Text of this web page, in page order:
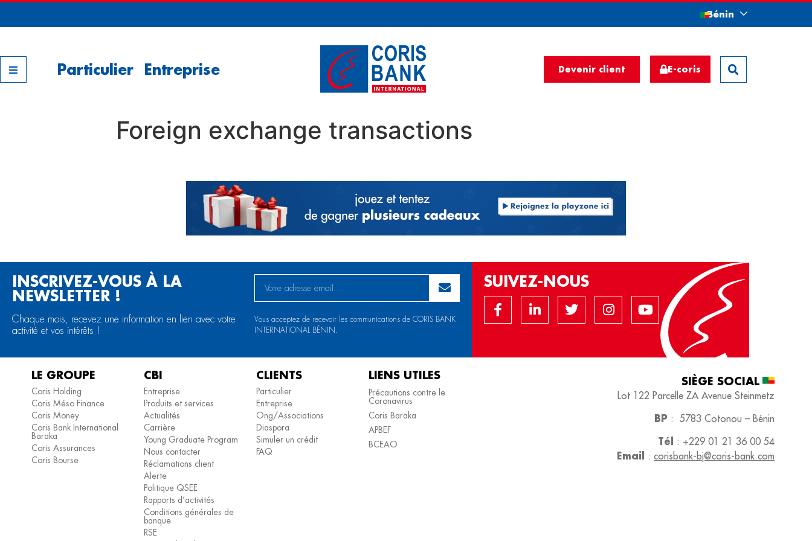
Bénin
Particulier Entreprise Devenir client E-coris
Foreign exchange transactions
INSCRIVEZ-VOUS À LA
NEWSLETTER !
Chaque mois, recevez une information en lien avec votre
activité et vos intérêts !
Vous acceptez de recevoir les communications de CORIS BANK
INTERNATIONAL BÉNIN.
SUIVEZ-NOUS
LE GROUPE
Coris Holding
Coris Méso Finance
Coris Money
Coris Bank International
Baraka
Coris Assurances
Coris Bourse
CBI
Entreprise
Produits et services
Actualités
Carrière
Young Graduate Program
Nous contacter
Réclamations client
Alerte
Politique QSEE
Rapports d’activités
Conditions générales de
banque
RSE
CLIENTS
Particulier
Entreprise
Ong/Associations
Diaspora
Simuler un crédit
FAQ
LIENS UTILES
Précautions contre le
Coronavirus
Coris Baraka
APBEF
BCEAO
SIÈGE SOCIAL​
Lot 122 Parcelle ZA Avenue Steinmetz
BP : 5783 Cotonou – Bénin
Tél : +229 01 21 36 00 54
Email : corisbank-bj@coris-bank.com